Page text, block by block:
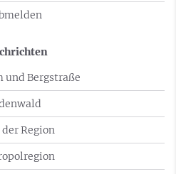
und Bergstraße
Region